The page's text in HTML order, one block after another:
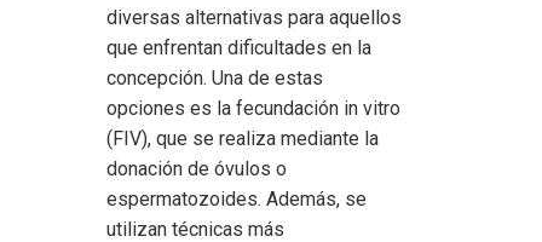
diversas alternativas para aquellos
que enfrentan dificultades en la
concepción. Una de estas
opciones es la fecundación in vitro
(FIV), que se realiza mediante la
donación de óvulos o
espermatozoides. Además, se
utilizan técnicas más